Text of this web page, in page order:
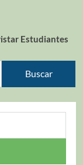
Estudiantes